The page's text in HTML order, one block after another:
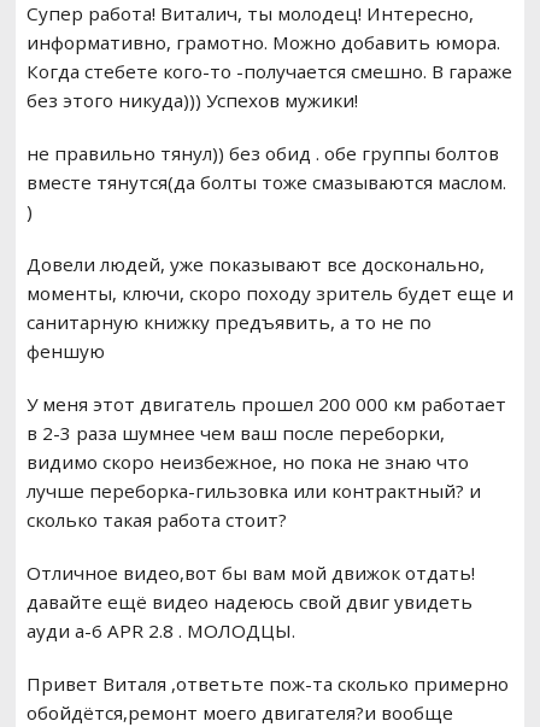
Супер работа! Виталич, ты молодец! Интересно,
информативно, грамотно. Можно добавить юмора.
Когда стебете кого-то -получается смешно. В гараже
без этого никуда))) Успехов мужики!
не правильно тянул)) без обид . обе группы болтов
вместе тянутся(да болты тоже смазываются маслом.
)
Довели людей, уже показывают все досконально,
моменты, ключи, скоро походу зритель будет еще и
санитарную книжку предъявить, а то не по
феншую
У меня этот двигатель прошел 200 000 км работает
в 2-3 раза шумнее чем ваш после переборки,
видимо скоро неизбежное, но пока не знаю что
лучше переборка-гильзовка или контрактный? и
сколько такая работа стоит?
Отличное видео,вот бы вам мой движок отдать!
давайте ещё видео надеюсь свой двиг увидеть
ауди а-6 APR 2.8 . МОЛОДЦЫ.
Привет Виталя ,ответьте пож-та сколько примерно
обойдётся,ремонт моего двигателя?и вообще